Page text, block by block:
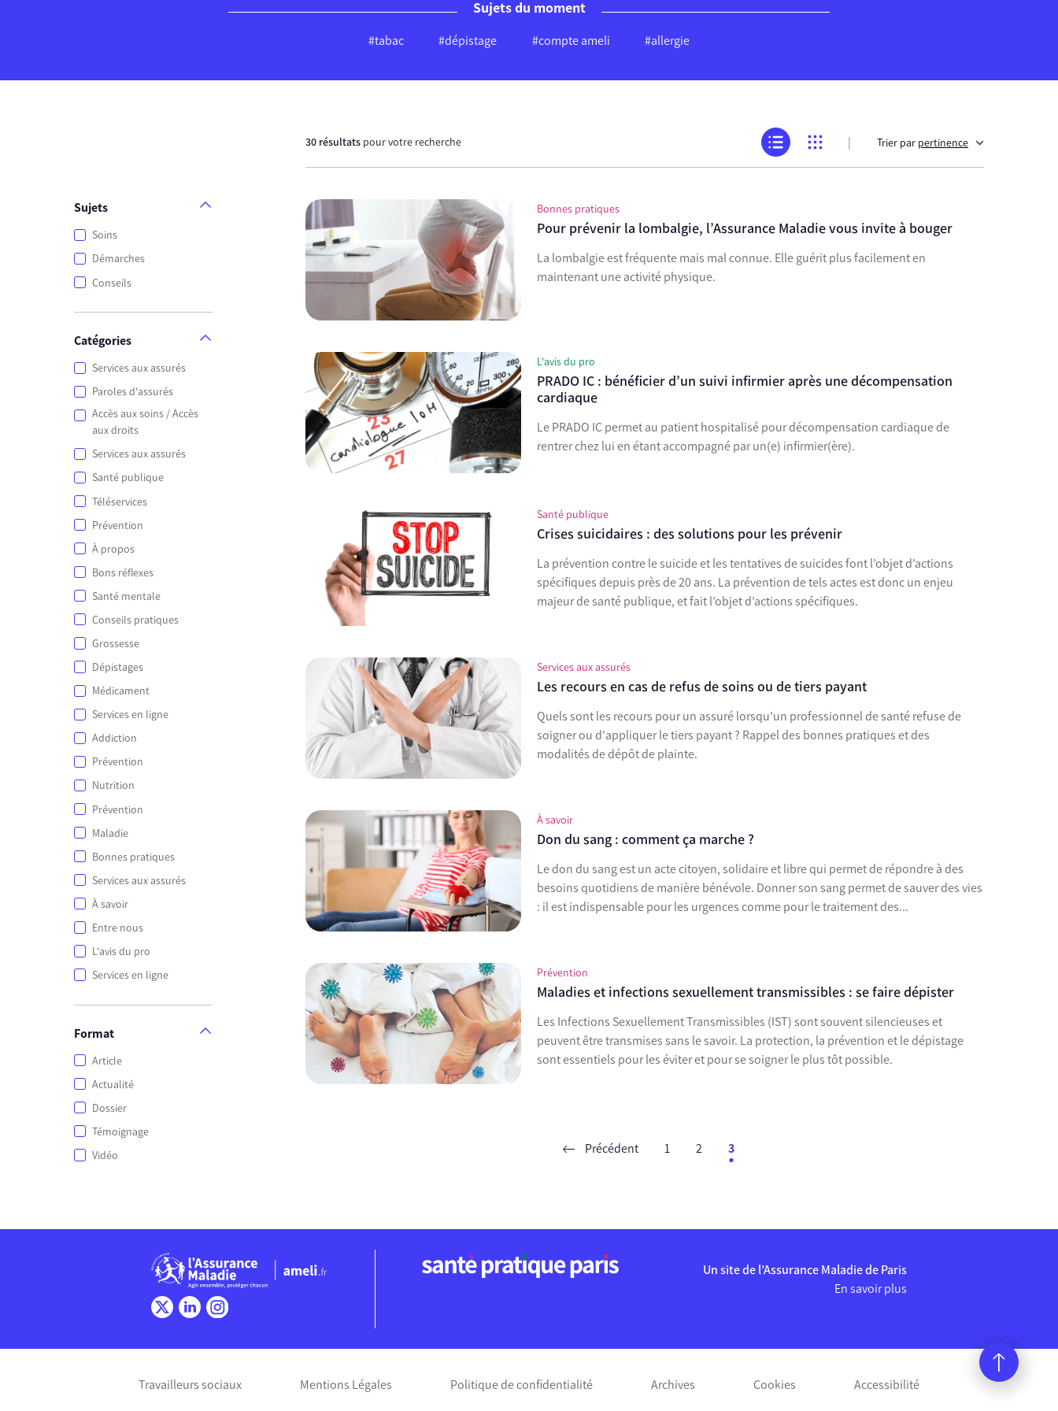
Sujets du moment
#tabac #dépistage #compte ameli #allergie
Sujets
Soins
Démarches
Conseils
Catégories
Services aux assurés
Paroles d'assurés
Accès aux soins / Accès
aux droits
Services aux assurés
Santé publique
Téléservices
Prévention
À propos
Bons réflexes
Santé mentale
Conseils pratiques
Grossesse
Dépistages
Médicament
Services en ligne
Addiction
Prévention
Nutrition
Prévention
Maladie
Bonnes pratiques
Services aux assurés
À savoir
Entre nous
L'avis du pro
Services en ligne
Format
Article
Actualité
Dossier
Témoignage
Vidéo
30 résultats pour votre recherche | Trier par pertinence
Bonnes pratiques
Pour prévenir la lombalgie, l’Assurance Maladie vous invite à bouger
La lombalgie est fréquente mais mal connue. Elle guérit plus facilement en
maintenant une activité physique.
L'avis du pro
PRADO IC : bénéficier d’un suivi infirmier après une décompensation
cardiaque
Le PRADO IC permet au patient hospitalisé pour décompensation cardiaque de
rentrer chez lui en étant accompagné par un(e) infirmier(ère).
Santé publique
Crises suicidaires : des solutions pour les prévenir
La prévention contre le suicide et les tentatives de suicides font l’objet d’actions
spécifiques depuis près de 20 ans. La prévention de tels actes est donc un enjeu
majeur de santé publique, et fait l’objet d’actions spécifiques.
Services aux assurés
Les recours en cas de refus de soins ou de tiers payant
Quels sont les recours pour un assuré lorsqu'un professionnel de santé refuse de
soigner ou d'appliquer le tiers payant ? Rappel des bonnes pratiques et des
modalités de dépôt de plainte.
À savoir
Don du sang : comment ça marche ?
Le don du sang est un acte citoyen, solidaire et libre qui permet de répondre à des
besoins quotidiens de manière bénévole. Donner son sang permet de sauver des vies
: il est indispensable pour les urgences comme pour le traitement des...
Prévention
Maladies et infections sexuellement transmissibles : se faire dépister
Les Infections Sexuellement Transmissibles (IST) sont souvent silencieuses et
peuvent être transmises sans le savoir. La protection, la prévention et le dépistage
sont essentiels pour les éviter et pour se soigner le plus tôt possible.
Précédent 1 2 3
Un site de l’Assurance Maladie de Paris
En savoir plus
Travailleurs sociaux Mentions Légales Politique de confidentialité Archives Cookies Accessibilité